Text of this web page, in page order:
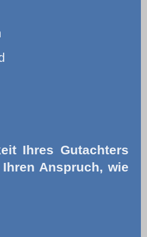
Ihres Gutachters
Anspruch, wie